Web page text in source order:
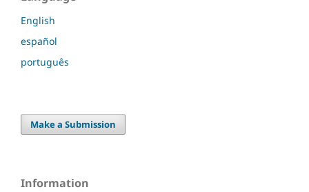
English
español
português
Make a Submission
Information